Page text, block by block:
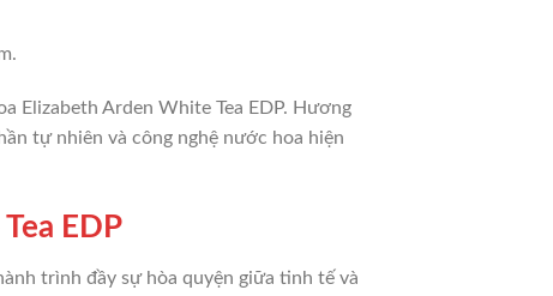
Elizabeth Arden White Tea EDP. Hương
tự nhiên và công nghệ nước hoa hiện
EDP
trình đầy sự hòa quyện giữa tinh tế và